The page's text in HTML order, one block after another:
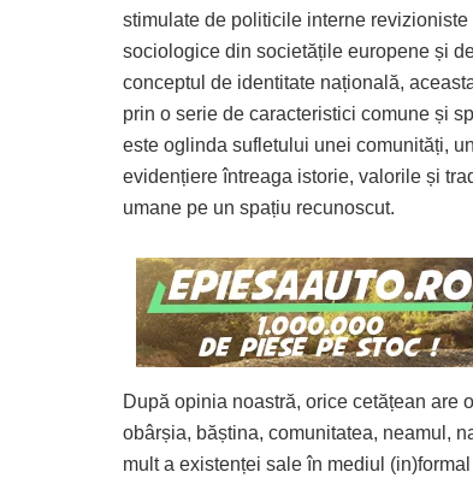
stimulate de politicile interne
sociologice din societățile europene și
conceptul de identitate națională,
prin o serie de caracteristici comune și
este oglinda sufletului unei comunități,
evidențiere întreaga istorie, valorile și
umane pe un spațiu recunoscut.
După opinia noastră, orice cetățean are
obârșia, băștina, comunitatea, neamul,
mult a existenței sale în mediul